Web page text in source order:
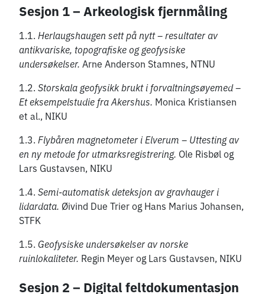
Sesjon 1 – Arkeologisk fjernmåling
1.1. Herlaugshaugen sett på nytt – resultater av
antikvariske, topografiske og geofysiske
undersøkelser. Arne Anderson Stamnes, NTNU
1.2. Storskala geofysikk brukt i forvaltningsøyemed –
Et eksempelstudie fra Akershus. Monica Kristiansen
et al., NIKU
1.3. Flybåren magnetometer i Elverum – Uttesting av
en ny metode for utmarksregistrering. Ole Risbøl og
Lars Gustavsen, NIKU
1.4. Semi-automatisk deteksjon av gravhauger i
lidardata. Øivind Due Trier og Hans Marius Johansen,
STFK
1.5. Geofysiske undersøkelser av norske
ruinlokaliteter. Regin Meyer og Lars Gustavsen, NIKU
Sesjon 2 – Digital feltdokumentasjon